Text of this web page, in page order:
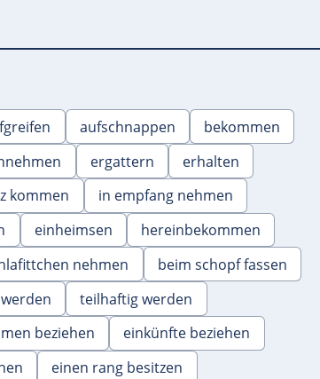
aufschnappen
bekommen
ergattern
erhalten
kommen
in empfang nehmen
einheimsen
hereinbekommen
nehmen
beim schopf fassen
teilhaftig werden
beziehen
einkünfte beziehen
einen rang besitzen